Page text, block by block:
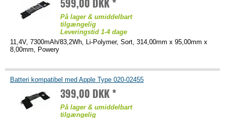
599,00 DKK *
På lager & umiddelbart
tilgængelig
Leveringstid 1-4 dage
11,4V, 7300mAh/83,2Wh, Li-Polymer, Sort, 314,00mm x 95,00mm x
8,00mm, Powery
Batteri kompatibel med Apple Type 020-02455
399,00 DKK *
På lager & umiddelbart
tilgængelig